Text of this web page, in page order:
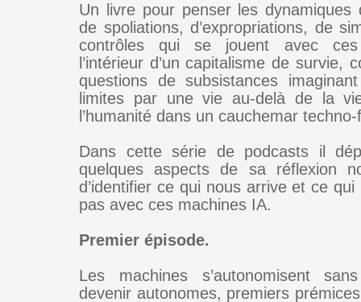
Un livre pour penser les dynamiques
de spoliations, d’expropriations, de
contrôles qui se jouent avec
l’intérieur d’un capitalisme de survie,
questions de subsistances
limites par une vie au-delà de la
l’humanité dans un cauchemar
Dans cette série de podcasts il
quelques aspects de sa réflexion
d’identifier ce qui nous arrive et ce
pas avec ces machines IA.
Premier épisode.
Les machines s’autonomisent
devenir autonomes, premiers